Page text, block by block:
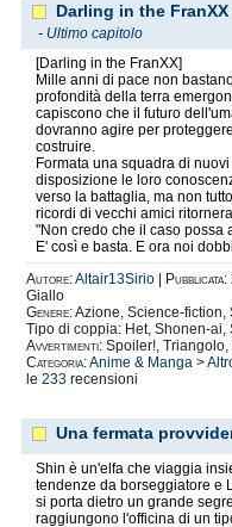
Darling in the
- Ultimo capitolo
[Darling in the FranXX]
Mille anni di pace non
profondità della terra
capiscono che il futuro
dovranno agire per
costruire.
Formata una squadra di
disposizione le loro
verso la battaglia, ma non
ricordi di vecchi amici
"Non credo che il caso possa
E' così e basta. E ora noi
Autore:Altair13Sirio Pubblicata:
Giallo
Genere:Azione, Science-fiction,
Tipo di coppia: Het, Shonen-ai,
Avvertimenti: Spoiler!,
Categoria:Anime & Manga >
le 233 recensioni
Una fermata
Shin è un'elfa che viaggia
tendenze da borseggiatore e
si porta dietro un grande
raggiungono l'officina di un